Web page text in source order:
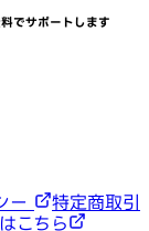
でサポートします
ー
特定商取引
こちら